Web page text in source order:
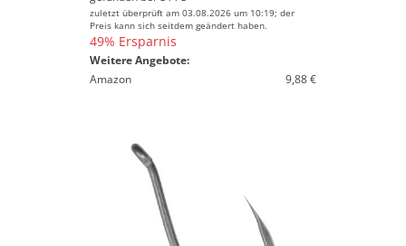
zuletzt überprüft am 03.08.2026 um 10:19; der
Preis kann sich seitdem geändert haben.
49% Ersparnis
Weitere Angebote:
Amazon
9,88 €